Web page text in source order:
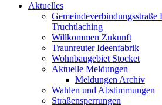
Aktuelles
Gemeindeverbindungsstraße
Truchtlaching
Willkommen Zukunft
Traunreuter Ideenfabrik
Wohnbaugebiet Stocket
Aktuelle Meldungen
Meldungen Archiv
Wahlen und Abstimmungen
Straßensperrungen